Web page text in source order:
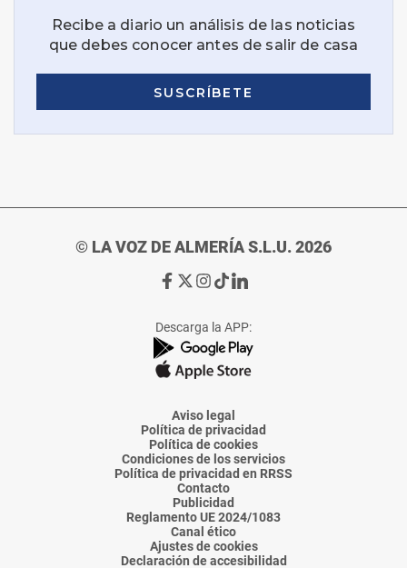
© LA VOZ DE ALMERÍA S.L.U. 2026
Ir
de
La
Voz
Almería
Ir
de
La
Voz
Almería
Ir
de
La
Voz
Almería
Ir
de
La
Voz
Almería
Ir
de
La
Voz
Descarga la APP:
Aviso legal
Política de privacidad
Política de cookies
Condiciones de los servicios
Política de privacidad en RRSS
Contacto
Publicidad
Reglamento UE 2024/1083
Canal ético
Ajustes de cookies
Declaración de accesibilidad